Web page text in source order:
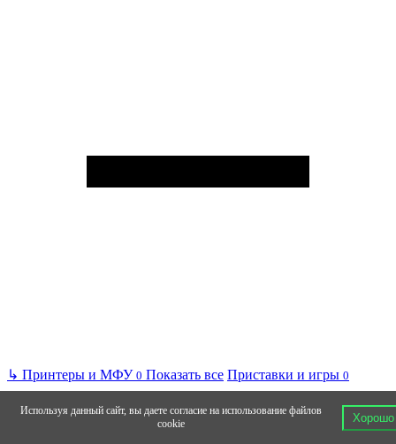
↳ Принтеры и МФУ 0 Показать все Приставки и игры 0
Используя данный сайт, вы даете согласие на использование файлов
cookie
Хорошо